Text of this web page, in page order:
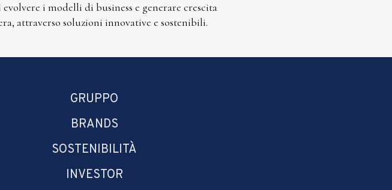
i modelli di business e generare crescita
attraverso soluzioni innovative e sostenibili.
GRUPPO
BRANDS
SOSTENIBILITÀ
INVESTOR